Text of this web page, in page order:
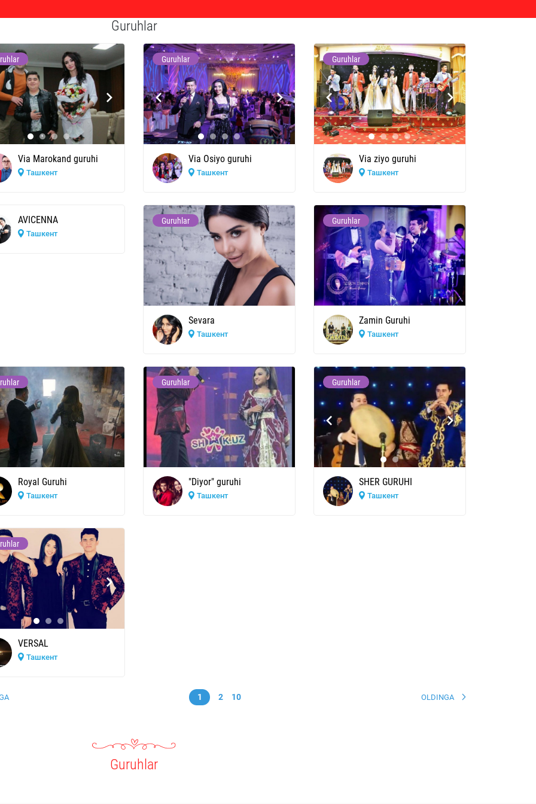
Guruhlar
Via Marokand guruhi
Ташкент
Guruhlar
Via Osiyo guruhi
Ташкент
Guruhlar
Via ziyo guruhi
Ташкент
AVICENNA
Ташкент
Guruhlar
Sevara
Ташкент
Guruhlar
Zamin Guruhi
Ташкент
Royal Guruhi
Ташкент
Guruhlar
"Diyor" guruhi
Ташкент
Guruhlar
SHER GURUHI
Ташкент
VERSAL
Ташкент
1 2 10 OLDINGA
Guruhlar